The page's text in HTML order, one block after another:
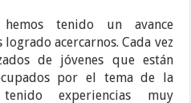
tenido un avance
acercarnos. Cada vez
de jóvenes que están
por el tema de la
experiencias muy